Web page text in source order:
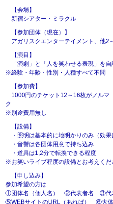
【会場】
新宿シアター・ミラクル
【参加団体（現在）】
アガリスクエンターテイメント、他2
【演目】
「演劇」と「人を笑わせる表現」を
※経験・年齢・性別・人種すべて不問
【参加費】
1000円のチケット12～16枚がノルマ
ク
※別途費用無し
【設備】
・照明は基本的に地明かりのみ（効果
・音響は各団体用意で持ち込み
・道具は1,2分で転換できる程度
※お笑いライブ程度の設備とお考えくだ
【申し込み】
参加希望の方は
①団体名（個人名） ②代表者名 ③代
⑤WEBサイトのURL（あれば） ⑥大体